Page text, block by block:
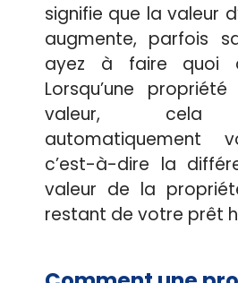
signifie que la valeur
augmente, parfois
ayez à faire quoi
Lorsqu’une
valeur, cela
automatiquement
c’est-à-dire la
valeur de la
restant de votre prêt